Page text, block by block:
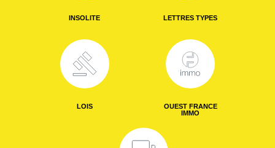
INSOLITE LETTRES TYPES
LOIS
OUEST FRANCE
IMMO